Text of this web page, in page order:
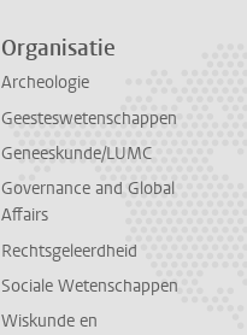
Organisatie
Archeologie
Geesteswetenschappen
Geneeskunde/LUMC
Governance and Global
Affairs
Rechtsgeleerdheid
Sociale Wetenschappen
Wiskunde en